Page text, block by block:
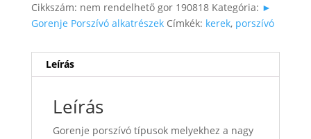
Cikkszám: nem rendelhető gor 190818 Kategória: ►
Gorenje Porszívó alkatrészek Címkék: kerek, porszívó
Leírás
Leírás
Gorenje porszívó típusok melyekhez a nagy